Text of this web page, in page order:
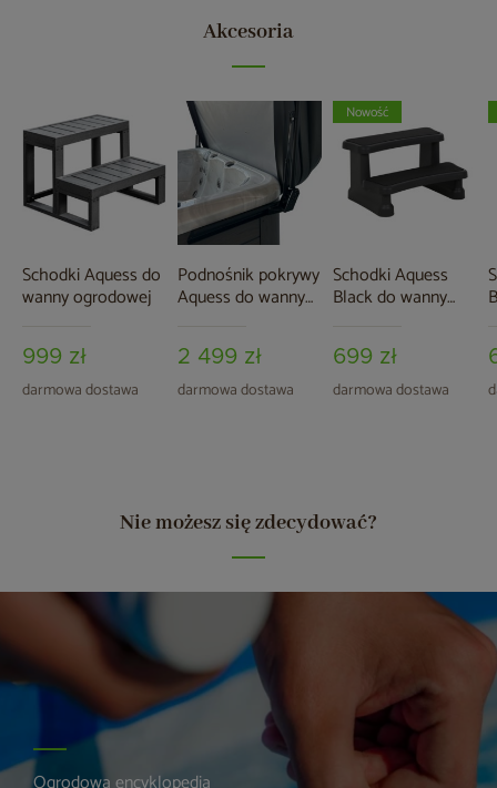
Akcesoria
Schodki Aquess do
wanny ogrodowej
999 zł
darmowa dostawa
Podnośnik pokrywy
Aquess do wanny
2 499 zł
darmowa dostawa
Schodki Aquess
Black do wanny
699 zł
darmowa dostawa
Nowość
Nie możesz się zdecydować?